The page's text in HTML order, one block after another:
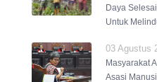
Daya
Untuk
03 Agustus
Masyarakat
Asasi